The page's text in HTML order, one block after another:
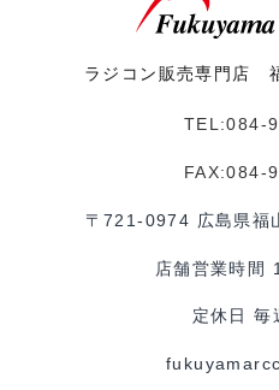
ラジコン販売専門店
TEL:084-
FAX:084-
〒721-0974 広島県福
店舗営業時
定休日 毎